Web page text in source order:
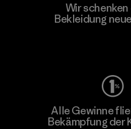
Wir
Bekleidung
Alle Gewinne
Bekämpfung der